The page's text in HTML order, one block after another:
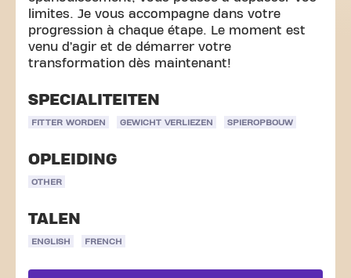
limites. Je vous accompagne dans votre
progression à chaque étape. Le moment est
venu d’agir et de démarrer votre
transformation dès maintenant!
SPECIALITEITEN
FITTER WORDEN GEWICHT VERLIEZEN SPIEROPBOUW
OPLEIDING
OTHER
TALEN
ENGLISH FRENCH